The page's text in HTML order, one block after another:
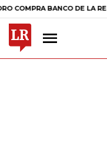
BANCO DE LA REPÚBLICA